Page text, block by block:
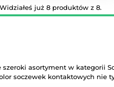
Widziałeś już 8 produktów z 8.
asortyment w kategorii
soczewek kontaktowych nie